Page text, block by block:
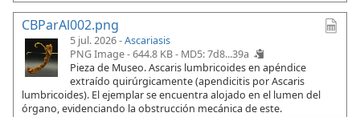
CBParAl002.png
5 jul. 2026 -Ascariasis
PNG Image - 644.8 KB - MD5: 7d8...39a
Pieza de Museo. Ascaris lumbricoides en apéndice
extraído quirúrgicamente (apendicitis por Ascaris
lumbricoides). El ejemplar se encuentra alojado en el lumen del
órgano, evidenciando la obstrucción mecánica de este.